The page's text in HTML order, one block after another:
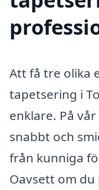
Att få tre olika
tapetsering i
enklare. På
snabbt och
från kunniga
Oavsett om